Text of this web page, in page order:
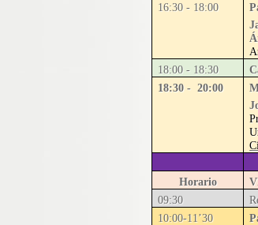
16:30 - 18:00
18:00 - 18:30
18:30 - 20:00
Horario
09:30
10:00-11’30